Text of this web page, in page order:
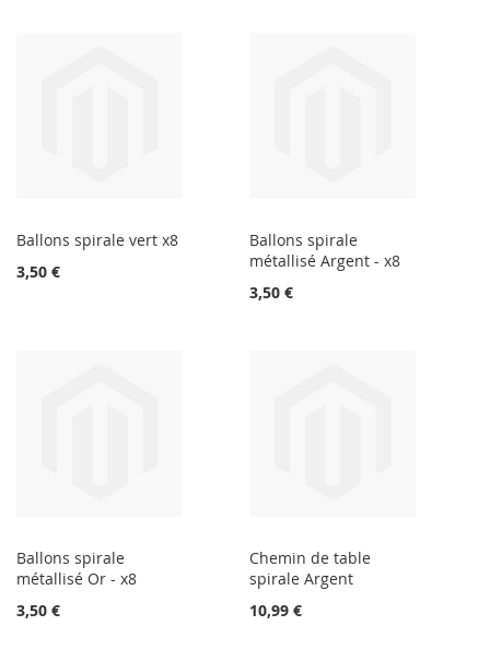
Ballons spirale vert x8
3,50 €
Ballons spirale
métallisé Argent - x8
3,50 €
Ballons spirale
métallisé Or - x8
3,50 €
Chemin de table
spirale Argent
10,99 €